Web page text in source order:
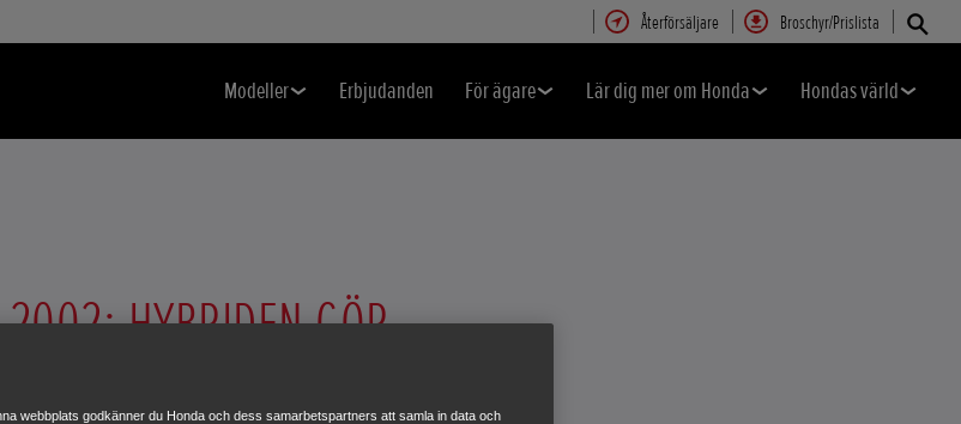
Återförsäljare Broschyr/Prislista
Modeller Erbjudanden För ägare Lär dig mer om Honda Hondas värld
HYBRIDEN GÖR
webbplats godkänner du Honda och dess samarbetspartners att samla in data och